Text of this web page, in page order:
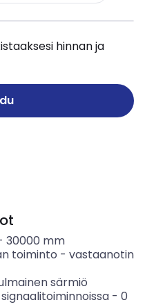
hinnan ja
30000 mm
toiminto - vastaanotin
särmiö
- 0